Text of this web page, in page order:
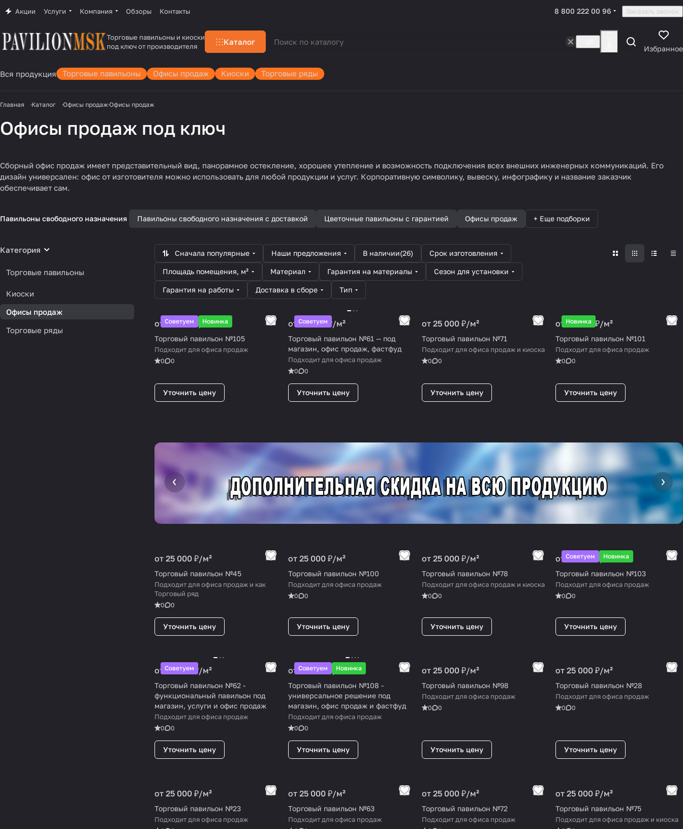
Акции Услуги Компания Обзоры Контакты 8 800 222 00 96 Заказать звонок
Торговые павильоны и киоски
под ключ от производителя
Каталог
Избранное
Вся продукция Торговые павильоны Офисы продаж Киоски Торговые ряды
Главная Каталог Офисы продаж Офисы продаж
Офисы продаж под ключ
Сборный офис продаж имеет представительный вид, панорамное остекление, хорошее утепление и возможность подключения всех внешних инженерных коммуникаций. Его
дизайн универсален: офис от изготовителя можно использовать для любой продукции и услуг. Корпоративную символику, вывеску, инфографику и название заказчик
обеспечивает сам.
Павильоны свободного назначения Павильоны свободного назначения с доставкой Цветочные павильоны с гарантией Офисы продаж + Еще подборки
Сначала популярные Наши предложения В наличии(26) Срок изготовления
Площадь помещения, м² Материал Гарантия на материалы Сезон для установки
Гарантия на работы Доставка в сборе Тип
Советуем Новинка
от 25 000 ₽/ м²
Торговый павильон №105
Подходит для офиса продаж
0 0
Уточнить цену
Советуем
от 25 000 ₽/м²
Торговый павильон №61 — под
магазин, офис продаж, фастфуд
Подходит для офиса продаж
0 0
Уточнить цену
от 25 000 ₽/м²
Торговый павильон №71
Подходит для офиса продаж и киоска
0 0
Уточнить цену
Новинка
от 25 000 ₽/м²
Торговый павильон №101
Подходит для офиса продаж
0 0
Уточнить цену
от 25 000 ₽/м²
Торговый павильон №45
Подходит для офиса продаж и как
Торговый ряд
0 0
Уточнить цену
от 25 000 ₽/м²
Торговый павильон №100
Подходит для офиса продаж
0 0
Уточнить цену
от 25 000 ₽/м²
Торговый павильон №78
Подходит для офиса продаж и киоска
0 0
Уточнить цену
Советуем Новинка
от 25 000 ₽/ м²
Торговый павильон №103
Подходит для офиса продаж
0 0
Уточнить цену
Советуем
от 25 000 ₽/м²
Торговый павильон №62 -
функциональный павильон под
магазин, услуги и офис продаж
Подходит для офиса продаж
0 0
Уточнить цену
Советуем Новинка
от 25 000 ₽/ м²
Торговый павильон №108 -
универсальное решение под
магазин, офис продаж и фастфуд
Подходит для офиса продаж
0 0
Уточнить цену
от 25 000 ₽/м²
Торговый павильон №98
Подходит для офиса продаж
0 0
Уточнить цену
от 25 000 ₽/м²
Торговый павильон №28
Подходит для офиса продаж
0 0
Уточнить цену
от 25 000 ₽/м²
Торговый павильон №23
Подходит для офиса продаж
от 25 000 ₽/м²
Торговый павильон №63
Подходит для офиса продаж
от 25 000 ₽/м²
Торговый павильон №72
Подходит для офиса продаж
от 25 000 ₽/м²
Торговый павильон №75
Подходит для офиса продаж и киоска
Категория
Торговые павильоны
Киоски
Офисы продаж
Торговые ряды